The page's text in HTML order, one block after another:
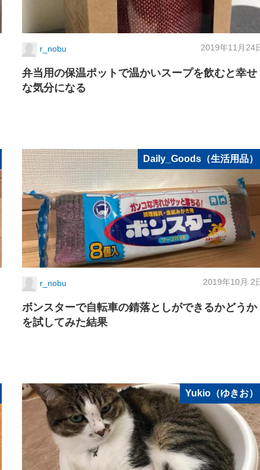
r_nobu 2019年11月24
弁当用の保温ポットで温かいスープを飲むと幸せ
な気分になる
Daily_Goods（生活用品）
r_nobu 2019年10月 2
ボンスターで自転車の錆落としができるかどうか
を試してみた結果
Yukio（ゆきお）